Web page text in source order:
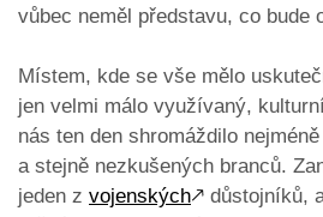
vůbec neměl představu, co bude
Místem, kde se vše mělo
jen velmi málo využívaný,
nás ten den shromáždilo
a stejně nezkušených branců.
jeden z vojenských🡕 důstojníků,